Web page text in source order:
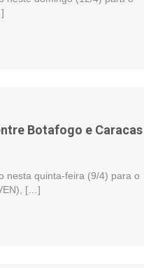
Botafogo e Caracas
nesta quinta-feira (9/4) para o
[…]